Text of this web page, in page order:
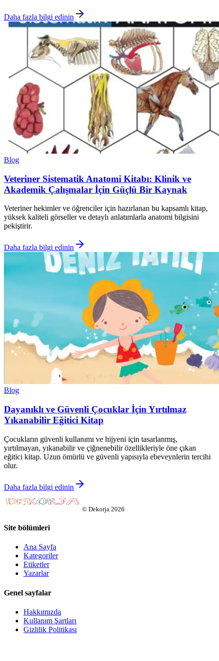
Daha fazla bilgi edinin
Blog
Veteriner Sistematik Anatomi Kitabı: Klinik ve
Akademik Çalışmalar İçin Güçlü Bir Kaynak
Veteriner hekimler ve öğrenciler için hazırlanan bu kapsamlı kitap,
yüksek kaliteli görseller ve detaylı anlatımlarla anatomi bilgisini
pekiştirir.
Daha fazla bilgi edinin
Blog
Dayanıklı ve Güvenli Çocuklar İçin Yırtılmaz
Yıkanabilir Eğitici Kitap
Çocukların güvenli kullanımı ve hijyeni için tasarlanmış,
yırtılmayan, yıkanabilir ve çiğnenebilir özellikleriyle öne çıkan
eğitici kitap. Uzun ömürlü ve güvenli yapısıyla ebeveynlerin tercihi
olur.
Daha fazla bilgi edinin
© Dekorja 2026
Site bölümleri
Ana Sayfa
Kategoriler
Etiketler
Yazarlar
Genel sayfalar
Hakkımızda
Kullanım Şartları
Gizlilik Politikası